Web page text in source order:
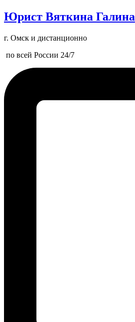
Юрист Вяткина Галина
г. Омск и дистанционно
по всей России 24/7